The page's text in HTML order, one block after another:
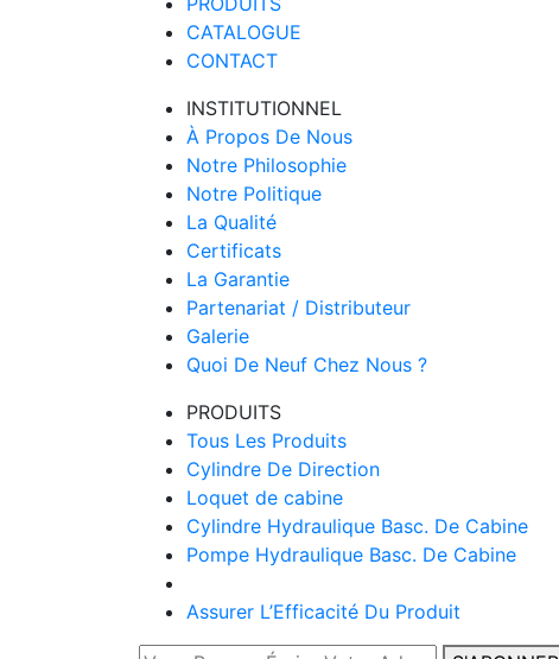
CATALOGUE
CONTACT
INSTITUTIONNEL
À Propos De Nous
Notre Philosophie
Notre Politique
La Qualité
Certificats
La Garantie
Partenariat / Distributeur
Galerie
Quoi De Neuf Chez Nous ?
PRODUITS
Tous Les Produits
Cylindre De Direction
Loquet de cabine
Cylindre Hydraulique Basc. De Cabine
Pompe Hydraulique Basc. De Cabine
Assurer L’Efficacité Du Produit